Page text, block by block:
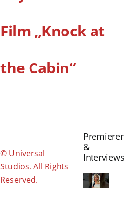
Film „Knock at
the Cabin“
© Universal
Studios. All Rights
Reserved.
&
Interviews